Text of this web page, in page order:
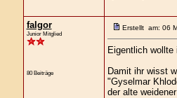
falgor
Junior Mitglied
80 Beiträge
Erstellt am: 06
Eigentlich
Damit ihr wisst
"Gyselmar
der alte